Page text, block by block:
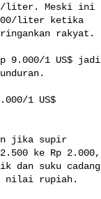
liter. Meski ini
liter ketika
rakyat.
9.000/1 US$ jadi
1 US$
jika supir
ke Rp 2.000,
dan suku cadang
nilai rupiah.